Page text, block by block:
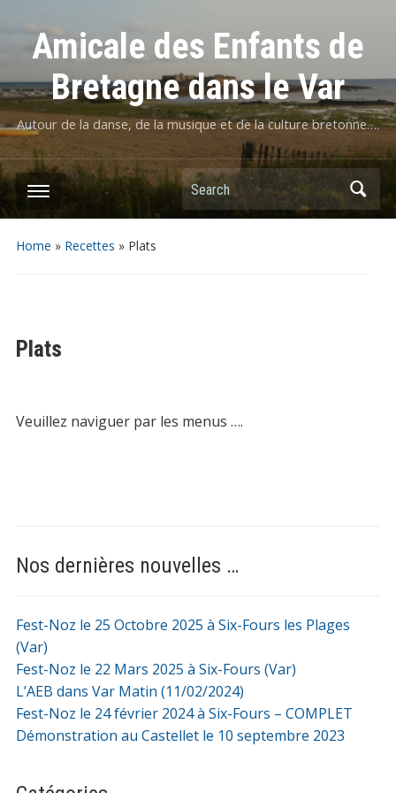
Amicale des Enfants de
Bretagne dans le Var
Autour de la danse, de la musique et de la culture bretonne….
Home » Recettes » Plats
Plats
Veuillez naviguer par les menus ….
Nos dernières nouvelles …
Fest-Noz le 25 Octobre 2025 à Six-Fours les Plages
(Var)
Fest-Noz le 22 Mars 2025 à Six-Fours (Var)
L’AEB dans Var Matin (11/02/2024)
Fest-Noz le 24 février 2024 à Six-Fours – COMPLET
Démonstration au Castellet le 10 septembre 2023